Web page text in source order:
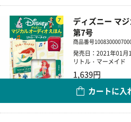
ディズニー マ
第7号
商品番号
発売日：2021年01月
リトル・マーメイド
1,639円
カートに入